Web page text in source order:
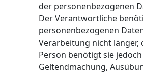
der personenbezogenen
Der Verantwortliche
personenbezogenen
Verarbeitung nicht länger,
Person benötigt sie
Geltendmachung,